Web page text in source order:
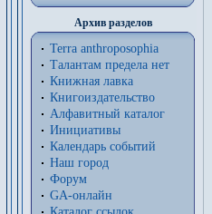
Архив разделов
Terra anthroposophia
Талантам предела нет
Книжная лавка
Книгоиздательство
Алфавитный каталог
Инициативы
Календарь событий
Наш город
Форум
GA-онлайн